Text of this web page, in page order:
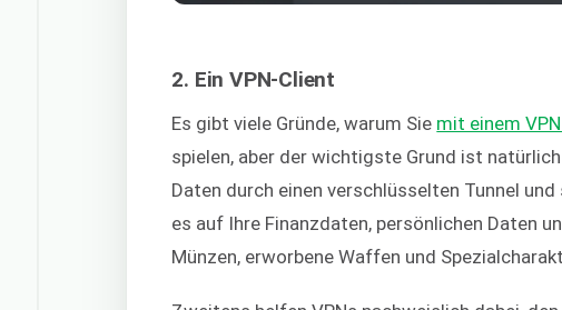
2. Ein VPN-Client
Es gibt viele Gründe, warum Sie mit einem
spielen, aber der wichtigste Grund ist
Daten durch einen verschlüsselten Tunnel
es auf Ihre Finanzdaten, persönlichen Daten
Münzen, erworbene Waffen und